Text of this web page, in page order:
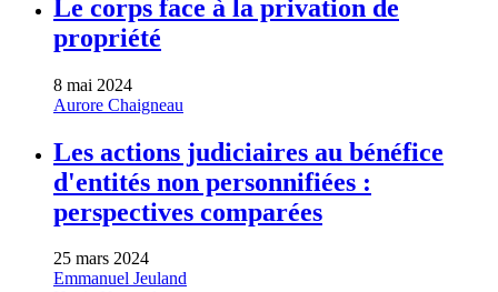
Le corps face à la privation de
propriété
8 mai 2024
Aurore Chaigneau
Les actions judiciaires au bénéfice
d'entités non personnifiées :
perspectives comparées
25 mars 2024
Emmanuel Jeuland